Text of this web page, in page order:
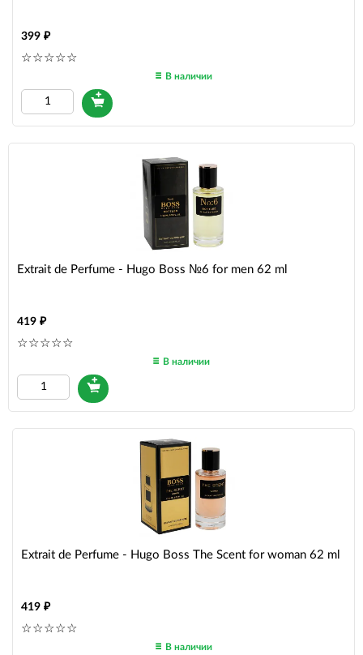
399
В наличии
Extrait de Perfume - Hugo Boss №6 for men 62 ml
419
В наличии
Extrait de Perfume - Hugo Boss The Scent for woman 62 ml
419
В наличии